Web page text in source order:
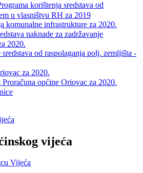
korištenja sredstava od
u vlasništvu RH za 2019
komunalne infrastrukture za 2020.
naknade za zadržavanje
2020.
od raspolaganja polj. zemljišta -
za 2020.
općine Oriovac za 2020.
vijeća
Vijeća